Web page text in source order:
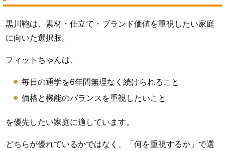
黒川鞄は、素材・仕立て・ブランド価値を重視したい家庭
に向いた選択肢。
フィットちゃんは、
毎日の通学を6年間無理なく続けられること
価格と機能のバランスを重視したいこと
を優先したい家庭に適しています。
どちらが優れているかではなく、「何を重視するか」で選